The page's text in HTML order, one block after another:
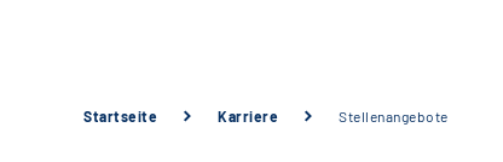
Startseite Karriere Stellenangebote